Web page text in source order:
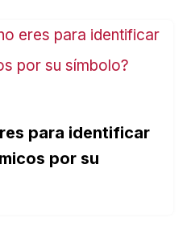
para identificar
por su